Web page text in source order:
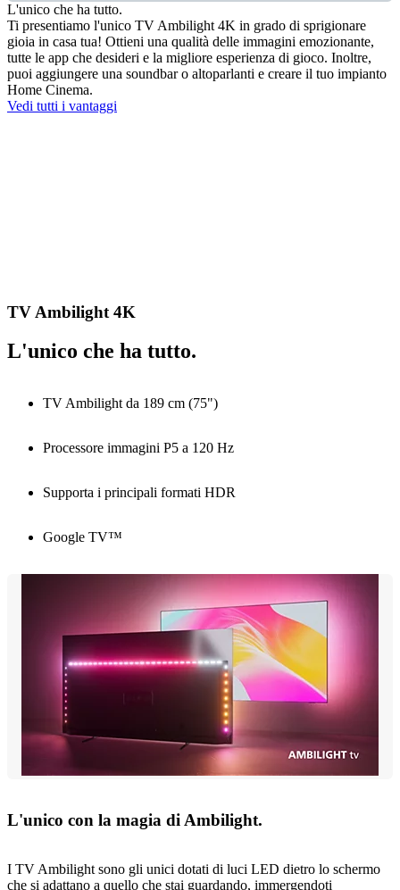
L'unico che ha tutto.
Ti presentiamo l'unico TV Ambilight 4K in grado di sprigionare
gioia in casa tua! Ottieni una qualità delle immagini emozionante,
tutte le app che desideri e la migliore esperienza di gioco. Inoltre,
puoi aggiungere una soundbar o altoparlanti e creare il tuo impianto
Home Cinema.
Vedi tutti i vantaggi
TV Ambilight 4K
L'unico che ha tutto.
TV Ambilight da 189 cm (75")
Processore immagini P5 a 120 Hz
Supporta i principali formati HDR
Google TV™
L'unico con la magia di Ambilight.
I TV Ambilight sono gli unici dotati di luci LED dietro lo schermo
che si adattano a quello che stai guardando, immergendoti